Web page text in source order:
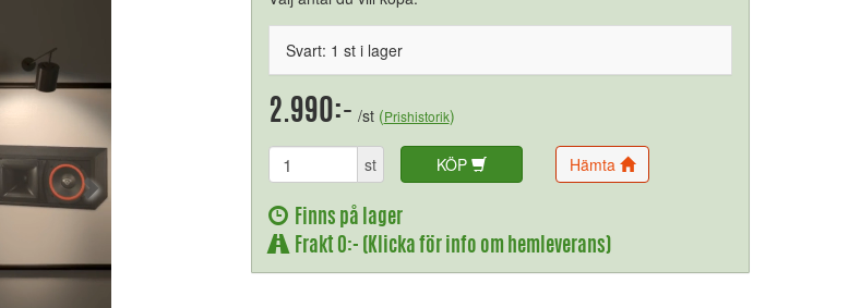
Svart: 1 st i lager
2.990:- /st (Prishistorik)
st KÖP Hämta
Finns på lager
Frakt 0:- (Klicka för info om hemleverans)